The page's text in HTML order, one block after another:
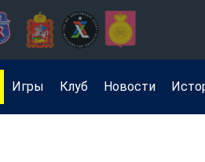
Игры Клуб Новости